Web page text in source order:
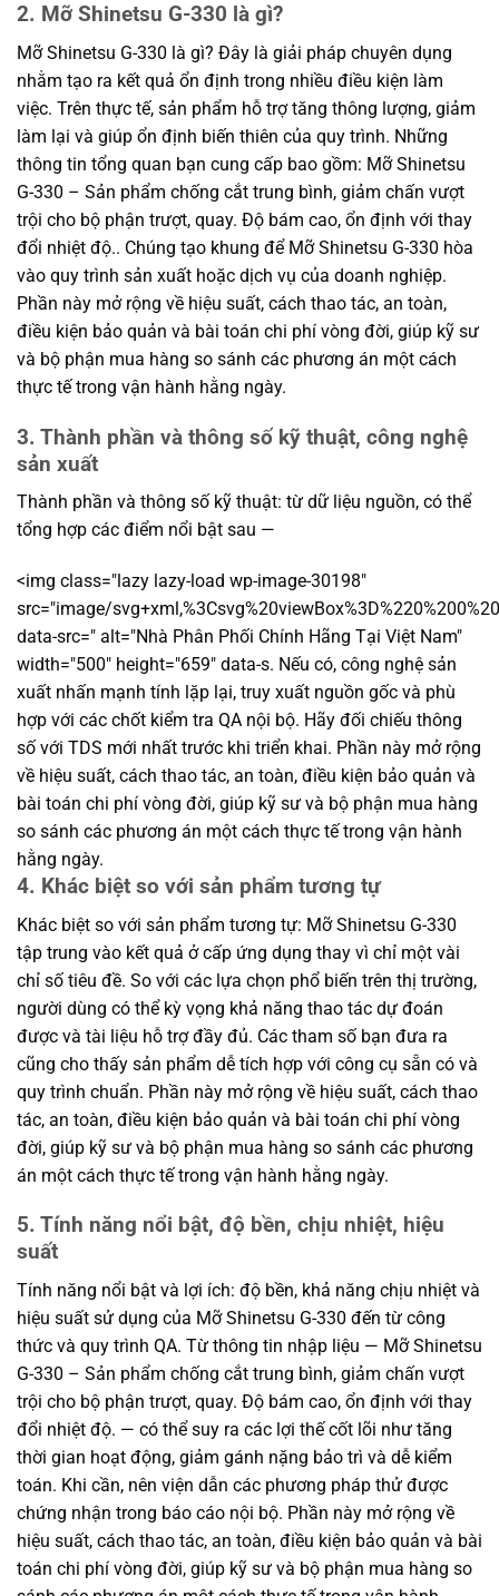
2. Mỡ Shinetsu G-330 là gì?
Mỡ Shinetsu G-330 là gì? Đây là giải pháp chuyên dụng
nhằm tạo ra kết quả ổn định trong nhiều điều kiện làm
việc. Trên thực tế, sản phẩm hỗ trợ tăng thông lượng, giảm
làm lại và giúp ổn định biến thiên của quy trình. Những
thông tin tổng quan bạn cung cấp bao gồm: Mỡ Shinetsu
G-330 – Sản phẩm chống cắt trung bình, giảm chấn vượt
trội cho bộ phận trượt, quay. Độ bám cao, ổn định với thay
đổi nhiệt độ.. Chúng tạo khung để Mỡ Shinetsu G-330 hòa
vào quy trình sản xuất hoặc dịch vụ của doanh nghiệp.
Phần này mở rộng về hiệu suất, cách thao tác, an toàn,
điều kiện bảo quản và bài toán chi phí vòng đời, giúp kỹ sư
và bộ phận mua hàng so sánh các phương án một cách
thực tế trong vận hành hằng ngày.
3. Thành phần và thông số kỹ thuật, công nghệ
sản xuất
Thành phần và thông số kỹ thuật: từ dữ liệu nguồn, có thể
tổng hợp các điểm nổi bật sau —
<img class="lazy lazy-load wp-image-30198"
src="image/
data-src=" alt="Nhà Phân Phối Chính Hãng Tại Việt Nam"
width="500" height="659" data-s. Nếu có, công nghệ sản
xuất nhấn mạnh tính lặp lại, truy xuất nguồn gốc và phù
hợp với các chốt kiểm tra QA nội bộ. Hãy đối chiếu thông
số với TDS mới nhất trước khi triển khai. Phần này mở rộng
về hiệu suất, cách thao tác, an toàn, điều kiện bảo quản và
bài toán chi phí vòng đời, giúp kỹ sư và bộ phận mua hàng
so sánh các phương án một cách thực tế trong vận hành
hằng ngày.
4. Khác biệt so với sản phẩm tương tự
Khác biệt so với sản phẩm tương tự: Mỡ Shinetsu G-330
tập trung vào kết quả ở cấp ứng dụng thay vì chỉ một vài
chỉ số tiêu đề. So với các lựa chọn phổ biến trên thị trường,
người dùng có thể kỳ vọng khả năng thao tác dự đoán
được và tài liệu hỗ trợ đầy đủ. Các tham số bạn đưa ra
cũng cho thấy sản phẩm dễ tích hợp với công cụ sẵn có và
quy trình chuẩn. Phần này mở rộng về hiệu suất, cách thao
tác, an toàn, điều kiện bảo quản và bài toán chi phí vòng
đời, giúp kỹ sư và bộ phận mua hàng so sánh các phương
án một cách thực tế trong vận hành hằng ngày.
5. Tính năng nổi bật, độ bền, chịu nhiệt, hiệu
suất
Tính năng nổi bật và lợi ích: độ bền, khả năng chịu nhiệt và
hiệu suất sử dụng của Mỡ Shinetsu G-330 đến từ công
thức và quy trình QA. Từ thông tin nhập liệu — Mỡ Shinetsu
G-330 – Sản phẩm chống cắt trung bình, giảm chấn vượt
trội cho bộ phận trượt, quay. Độ bám cao, ổn định với thay
đổi nhiệt độ. — có thể suy ra các lợi thế cốt lõi như tăng
thời gian hoạt động, giảm gánh nặng bảo trì và dễ kiểm
toán. Khi cần, nên viện dẫn các phương pháp thử được
chứng nhận trong báo cáo nội bộ. Phần này mở rộng về
hiệu suất, cách thao tác, an toàn, điều kiện bảo quản và bài
toán chi phí vòng đời, giúp kỹ sư và bộ phận mua hàng so